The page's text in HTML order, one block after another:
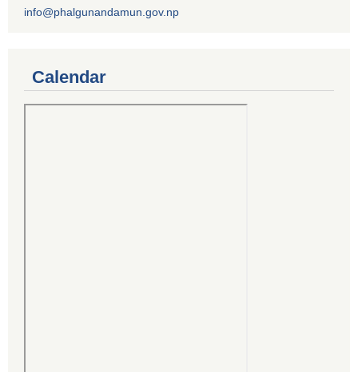
info@phalgunandamun.gov.np
Calendar